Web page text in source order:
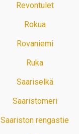
Revontulet
Rokua
Rovaniemi
Ruka
Saariselkä
Saaristomeri
Saariston rengastie